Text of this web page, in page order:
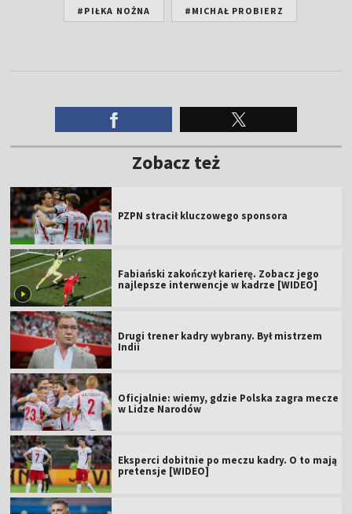
#PIŁKA NOŻNA #MICHAŁ PROBIERZ
Zobacz też
PZPN stracił kluczowego sponsora
Fabiański zakończył karierę. Zobacz jego
najlepsze interwencje w kadrze [WIDEO]
Drugi trener kadry wybrany. Był mistrzem
Indii
Oficjalnie: wiemy, gdzie Polska zagra mecze
w Lidze Narodów
Eksperci dobitnie po meczu kadry. O to mają
pretensje [WIDEO]